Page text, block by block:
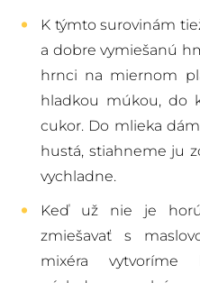
K týmto surovinám
a dobre vymiešanú
hrnci na miernom
hladkou múkou, do
cukor. Do mlieka
hustá, stiahneme ju
vychladne.
Keď už nie je
zmiešavať s
mixéra vytvoríme